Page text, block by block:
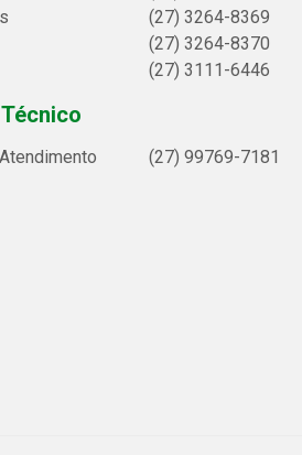
(27) 3264-8369
(27) 3264-8370
(27) 3111-6446
(27) 99769-7181